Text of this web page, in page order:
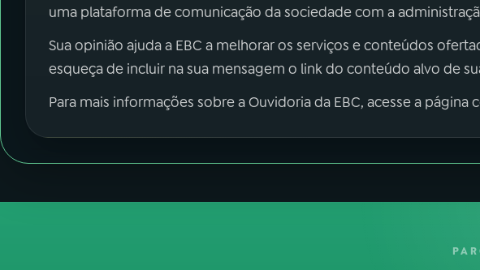
uma plataforma de comunicação da sociedade com a
Sua opinião ajuda a EBC a melhorar os serviços e conteúdos
esqueça de incluir na sua mensagem o link do conteúdo alvo de
Para mais informações sobre a Ouvidoria da EBC, acesse a página